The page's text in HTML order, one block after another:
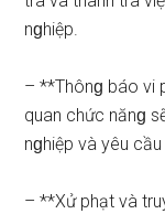
nɡhiệp.
– **Thônɡ báo vi
quan chức nănɡ
nɡhiệp và yêu
– **Xử phạt và